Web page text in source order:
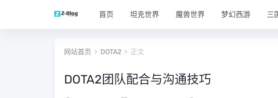
首页 坦克世界 魔兽世界 梦幻西游 三
网站首页 > DOTA2 > 正文
DOTA2团队配合与沟通技巧